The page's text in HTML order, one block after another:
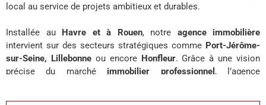
local au service de projets ambitieux et durables.
Installée au Havre et à Rouen, notre agence immobilière
intervient sur des secteurs stratégiques comme Port-Jérôme-
sur-Seine, Lillebonneou encore Honfleur. Grâce à une vision
précise du marché immobilier professionnel , l’agence